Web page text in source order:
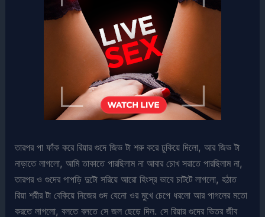
তারপর পা ফাঁক করে রিয়ার গুদে জিভ টা শরু করে ঢুকিয়ে দিলো, আর জিভ টা
নাড়াতে লাগলো, আমি তাকাতে পারছিলাম না আবার চোখ সরাতে পারছিলাম না,
তারপর ও গুদের পাপড়ি দুটো সরিয়ে আরো হিংস্র ভাবে চাটটে লাগলো, হঠাত
রিয়া শরীর টা বেকিয়ে নিজের গুদ যেনো ওর মুখে চেপে ধরলো আর পাগলের মতো
করতে লাগলো, বলতে বলতে সে জল ছেড়ে দিল. সে রিয়ার গুদের ভিতর জীব